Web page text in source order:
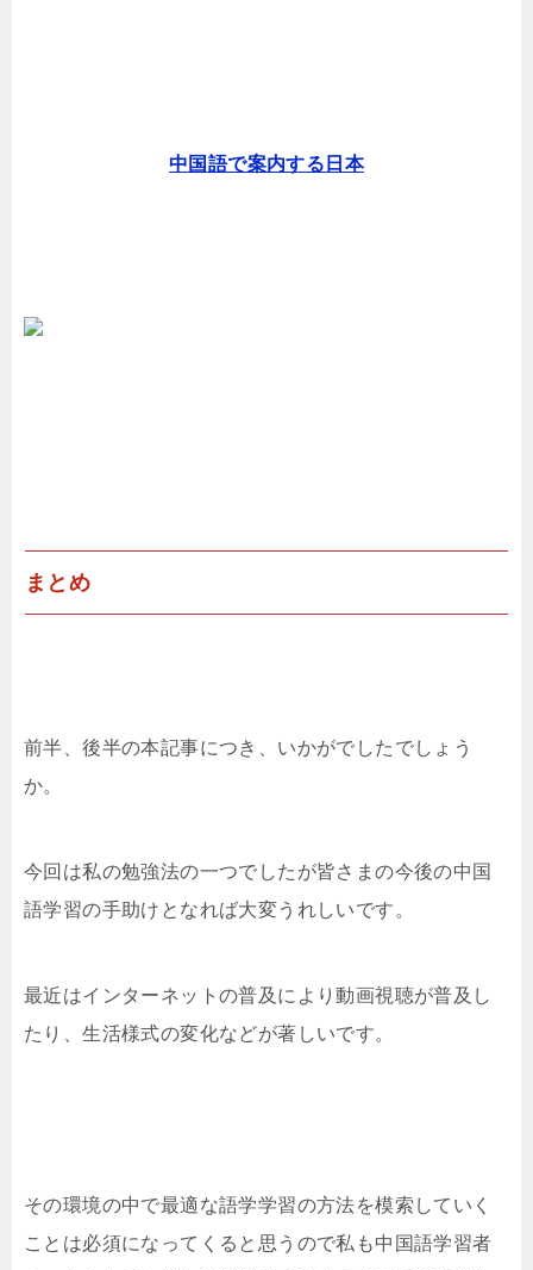
中国語で案内する日本
まとめ
前半、後半の本記事につき、いかがでしたでしょう
か。
今回は私の勉強法の一つでしたが皆さまの今後の中国
語学習の手助けとなれば大変うれしいです。
最近はインターネットの普及により動画視聴が普及し
たり、生活様式の変化などが著しいです。
その環境の中で最適な語学学習の方法を模索していく
ことは必須になってくると思うので私も中国語学習者